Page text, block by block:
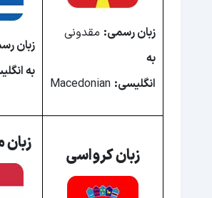
زبان لائوس
زبان عربستان سعودی
زبان قطر
زبان اندونزی
زبان سوریه
زبان سریلانکا
زبان رسمی: مقدونی
به
انگلیسی:
زبان
به
زبان کرواسی